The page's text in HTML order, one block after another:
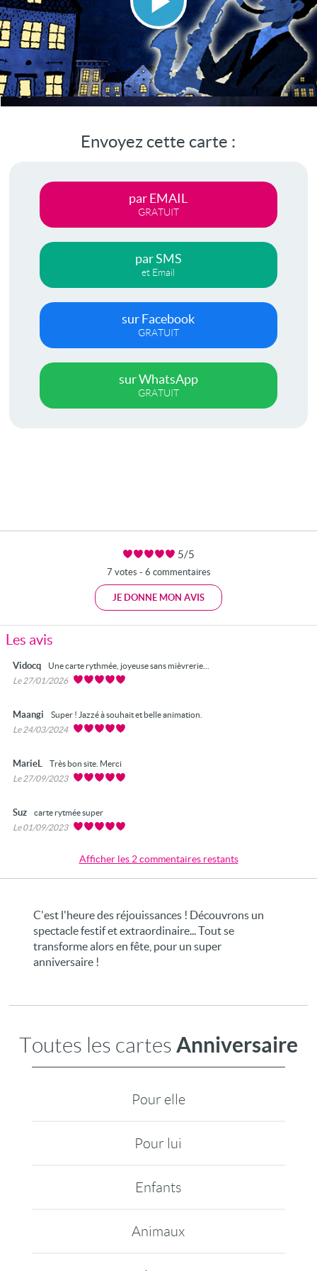
Lire
la
vidéo
Envoyez cette carte :
par EMAIL
GRATUIT
par SMS
et Email
sur Facebook
GRATUIT
sur WhatsApp
GRATUIT
5/5
7 votes - 6 commentaires
JE DONNE MON AVIS
Les avis
Vidocq
Une carte rythmée, joyeuse sans mièvrerie...
Le 27/01/2026
Maangi
Super ! Jazzé à souhait et belle animation.
Le 24/03/2024
MarieL
Très bon site. Merci
Le 27/09/2023
Suz
carte rytmée super
Le 01/09/2023
Afficher les 2 commentaires restants
C'est l'heure des réjouissances ! Découvrons un
spectacle festif et extraordinaire... Tout se
transforme alors en fête, pour un super
anniversaire !
Toutes les cartes Anniversaire
Pour elle
Pour lui
Enfants
Animaux